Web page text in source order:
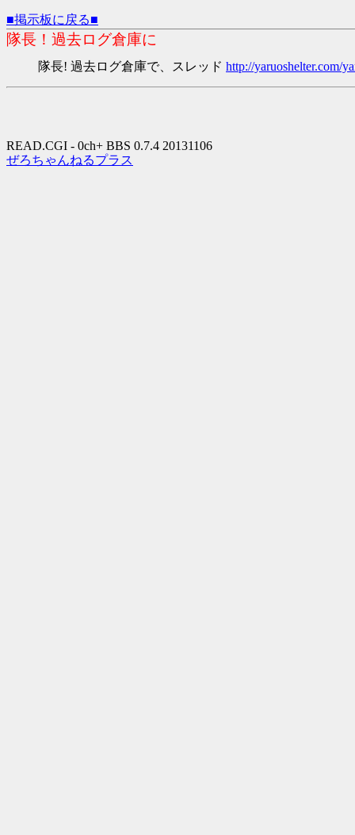
■掲示板に戻る■
隊長！過去ログ倉庫に
隊長! 過去ログ倉庫で、スレッド http://yaruoshelter.com/
READ.CGI - 0ch+ BBS 0.7.4 20131106
ぜろちゃんねるプラス